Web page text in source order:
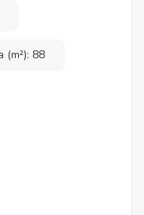
(m²): 88